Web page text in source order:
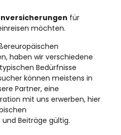
für
möchten.
haben wir verschiedene
Bedürfnisse
können meistens in
Partner, eine
mit uns erwerben, hier
Beiträge gültig.